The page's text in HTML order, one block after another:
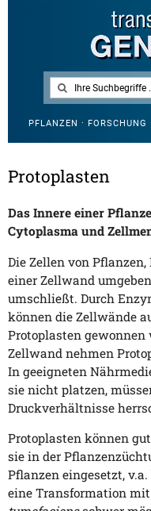
PFLANZEN ·
Protoplasten
Das Innere einer
Cytoplasma und
Die Zellen von
einer Zellwand
umschließt. Durch
können die Zellwände
Protoplasten gewonnen
Zellwand nehmen
In geeigneten
sie nicht platzen,
Druckverhältnisse
Protoplasten können
sie in der
Pflanzen eingesetzt,
eine Transformation